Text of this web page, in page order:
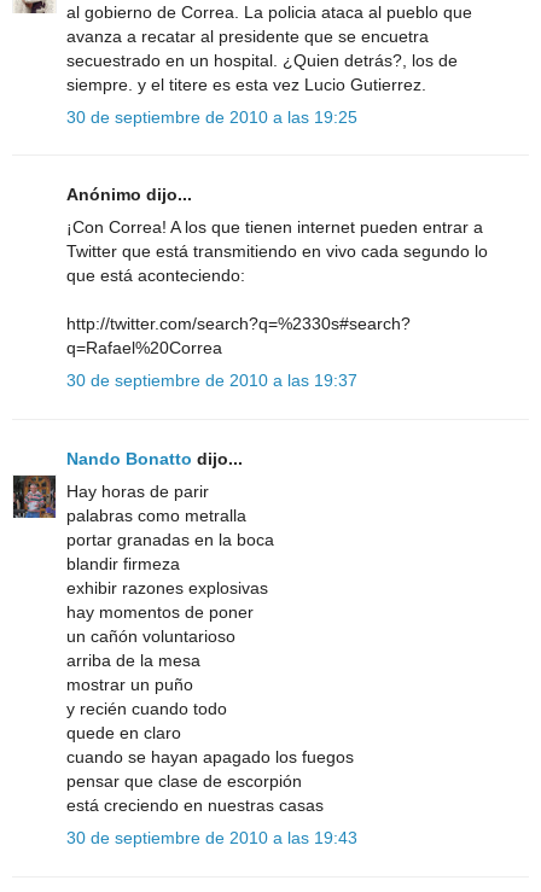
al gobierno de Correa. La policia ataca al pueblo que
avanza a recatar al presidente que se encuetra
secuestrado en un hospital. ¿Quien detrás?, los de
siempre. y el titere es esta vez Lucio Gutierrez.
30 de septiembre de 2010 a las 19:25
Anónimo dijo...
¡Con Correa! A los que tienen internet pueden entrar a
Twitter que está transmitiendo en vivo cada segundo lo
que está aconteciendo:
http://twitter.com/search?q=%2330s#search?
q=Rafael%20Correa
30 de septiembre de 2010 a las 19:37
Nando Bonatto dijo...
Hay horas de parir
palabras como metralla
portar granadas en la boca
blandir firmeza
exhibir razones explosivas
hay momentos de poner
un cañón voluntarioso
arriba de la mesa
mostrar un puño
y recién cuando todo
quede en claro
cuando se hayan apagado los fuegos
pensar que clase de escorpión
está creciendo en nuestras casas
30 de septiembre de 2010 a las 19:43